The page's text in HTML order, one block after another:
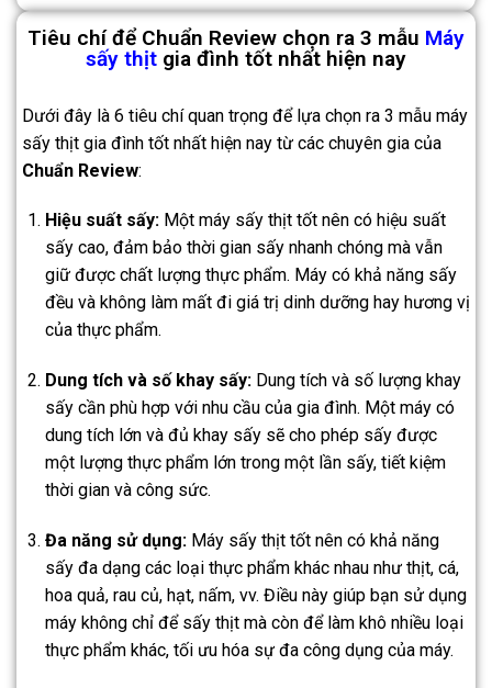
Tiêu chí để Chuẩn Review chọn ra 3 mẫu Máy
sấy thịt gia đình tốt nhất hiện nay
Dưới đây là 6 tiêu chí quan trọng để lựa chọn ra 3 mẫu máy
sấy thịt gia đình tốt nhất hiện nay từ các chuyên gia của
Chuẩn Review:
Hiệu suất sấy:Một máy sấy thịt tốt nên có hiệu suất
sấy cao, đảm bảo thời gian sấy nhanh chóng mà vẫn
giữ được chất lượng thực phẩm. Máy có khả năng sấy
đều và không làm mất đi giá trị dinh dưỡng hay hương vị
của thực phẩm.
Dung tích và số khay sấy:Dung tích và số lượng khay
sấy cần phù hợp với nhu cầu của gia đình. Một máy có
dung tích lớn và đủ khay sấy sẽ cho phép sấy được
một lượng thực phẩm lớn trong một lần sấy, tiết kiệm
thời gian và công sức.
Đa năng sử dụng:Máy sấy thịt tốt nên có khả năng
sấy đa dạng các loại thực phẩm khác nhau như thịt, cá,
hoa quả, rau củ, hạt, nấm, vv. Điều này giúp bạn sử dụng
máy không chỉ để sấy thịt mà còn để làm khô nhiều loại
thực phẩm khác, tối ưu hóa sự đa công dụng của máy.